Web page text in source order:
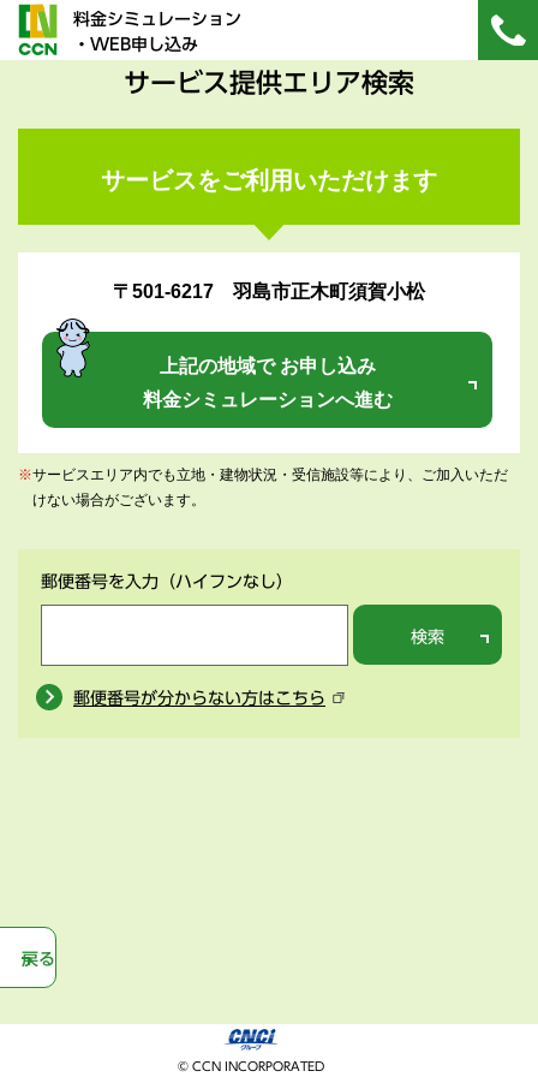
料金シミュレーション
・WEB申し込み
サービス提供エリア検索
サービスをご利用いただけます
〒501-6217 羽島市正木町須賀小松
上記の地域で お申し込み
料金シミュレーションへ進む
※サービスエリア内でも立地・建物状況・受信施設等により、ご加入いただ
けない場合がございます。
郵便番号を入力 （ハイフンなし）
検索
郵便番号が分からない方はこちら
戻る
© CCN INCORPORATED